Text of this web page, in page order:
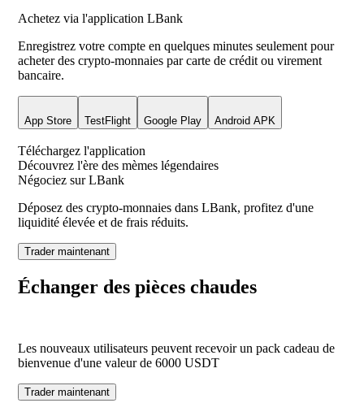
Achetez via l'application LBank
Enregistrez votre compte en quelques minutes seulement pour
acheter des crypto-monnaies par carte de crédit ou virement
bancaire.
App Store TestFlight Google Play Android APK
Téléchargez l'application
Découvrez l'ère des mèmes légendaires
Négociez sur LBank
Déposez des crypto-monnaies dans LBank, profitez d'une
liquidité élevée et de frais réduits.
Trader maintenant
Échanger des pièces chaudes
Les nouveaux utilisateurs peuvent recevoir un pack cadeau de
bienvenue d'une valeur de 6000 USDT
Trader maintenant